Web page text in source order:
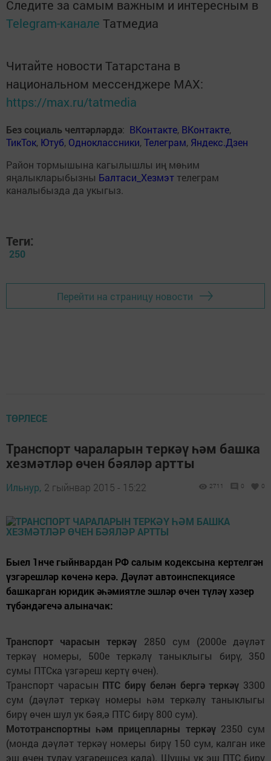
Следите за самым важным и интересным в
Telegram-канале Татмедиа
Читайте новости Татарстана в
национальном мессенджере MАХ:
https://max.ru/tatmedia
Без социаль челтәрләрдә: ВКонтакте, ВКонтакте,
ТикТок, Ютуб, Одноклассники,Телеграм, Яндекс.Дзен
Район тормышына кагылышлы иң мөһим
яңалыкларыбызны Балтаси_Хезмэт телеграм
каналыбызда да укыгыз.
Теги:
250
Перейти на страницу новости
ТӨРЛЕСЕ
Транспорт чараларын теркәү һәм башка
хезмәтләр өчен бәяләр артты
Ильнур, 2 гыйнвар 2015 - 15:22 2711 0 0
Быел 1нче гыйнвардан РФ салым кодексына кертелгән
үзгәрешләр көченә керә. Дәүләт автоинспекциясе
башкарган юридик әһәмиятле эшләр өчен түләү хәзер
түбәндәгечә алыначак:
Транспорт чарасын теркәү 2850 сум (2000е дәүләт
теркәү номеры, 500е теркәлү таныклыгы бирү, 350
сумы ПТСка үзгәреш кертү өчен).
Транспорт чарасын ПТС бирү белән бергә теркәү 3300
сум (дәүләт теркәү номеры һәм теркәлү таныклыгы
бирү өчен шул ук бәя,ә ПТС бирү 800 сум).
Мототранспортны һәм прицепларны теркәү2350 сум
(монда дәүләт теркәү номеры бирү 150 сум, калган ике
эш өчен түләү үзгәрешсез кала). Шушы ук эш ПТС бирү